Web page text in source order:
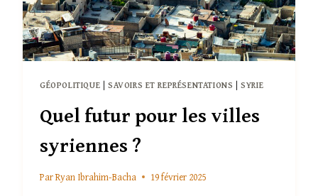
GÉOPOLITIQUE | SAVOIRS ET REPRÉSENTATIONS |SYRIE
Quel futur pour les villes
syriennes ?
ParRyan Ibrahim-Bacha 19 février 2025